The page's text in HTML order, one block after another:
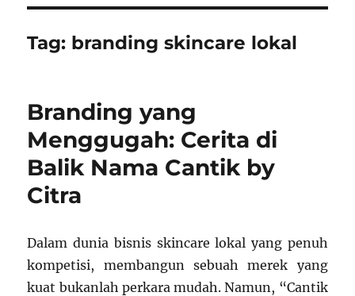
Tag: branding skincare lokal
Branding yang
Menggugah: Cerita di
Balik Nama Cantik by
Citra
Dalam dunia bisnis skincare lokal yang penuh
kompetisi, membangun sebuah merek yang
kuat bukanlah perkara mudah. Namun, “Cantik